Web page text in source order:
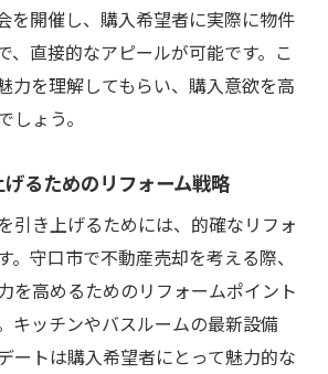
を開催し、購入希望者に実際に物件
、直接的なアピールが可能です。こ
力を理解してもらい、購入意欲を高
しょう。
るためのリフォーム戦略
引き上げるためには、的確なリフォ
。守口市で不動産売却を考える際、
を高めるためのリフォームポイント
キッチンやバスルームの最新設備
ートは購入希望者にとって魅力的な